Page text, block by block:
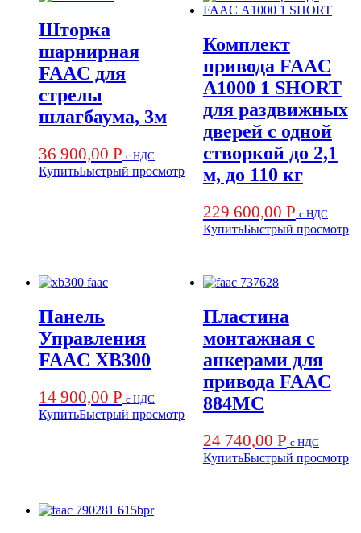
Шторка
шарнирная
FAAC для
стрелы
шлагбаума, 3м
36 900,00 Р с НДС
КупитьБыстрый просмотр
Комплект
привода FAAC
А1000 1 SHORT
для раздвижных
дверей с одной
створкой до 2,1
м, до 110 кг
229 600,00 Р с НДС
КупитьБыстрый просмотр
Панель
Управления
FAAC XB300
14 900,00 Р с НДС
КупитьБыстрый просмотр
Пластина
монтажная с
анкерами для
привода FAAC
884MC
24 740,00 Р с НДС
КупитьБыстрый просмотр